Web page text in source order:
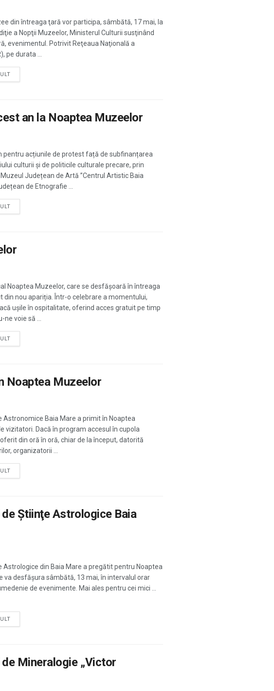
din întreaga ţară vor participa, sâmbătă, 17 mai, la
a Nopţii Muzeelor, Ministerul Culturii susţinând
evenimentul. Potrivit Reţeaua Naţională a
pe durata ...
an la Noaptea Muzeelor
pentru acțiunile de protest față de subfinanțarea
culturii și de politicile culturale precare, prin
Județean de Artă ”Centrul Artistic Baia
de Etnografie ...
Noaptea Muzeelor, care se desfășoară în întreaga
din nou apariția. Într-o celebrare a momentului,
ușile în ospitalitate, oferind acces gratuit pe timp
voie să ...
Noaptea Muzeelor
Astronomice Baia Mare a primit în Noaptea
vizitatori. Dacă în program accesul în cupola
din oră în oră, chiar de la început, datorită
organizatorii ...
Ştiinţe Astrologice Baia
Astrologice din Baia Mare a pregătit pentru Noaptea
va desfăşura sâmbătă, 13 mai, în intervalul orar
de evenimente. Mai ales pentru cei mici ...
Mineralogie „Victor